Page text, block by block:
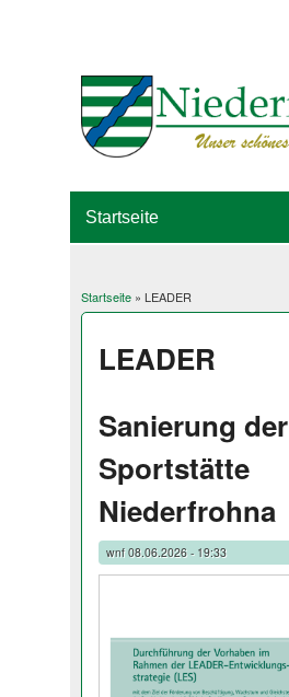
Sie sind hier
Startseite» LEADER
LEADER
Sanierung der
Sportstätte
Niederfrohna
wnf08.06.2026 - 19:33